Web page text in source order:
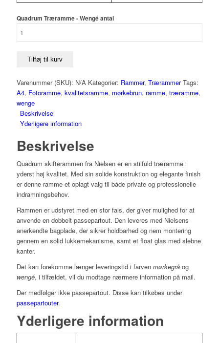
Quadrum Træramme - Wengé antal
Tilføj til kurv
Varenummer (SKU): N/A Kategorier: Rammer, Trærammer Tags:
A4, Fotoramme, kvalitetsramme, mørkebrun, ramme, træramme,
wenge
Beskrivelse
Yderligere information
Beskrivelse
Quadrum skifterammen fra Nielsen er en stilfuld træramme i
yderst høj kvalitet. Med sin solide konstruktion og elegante finish
er denne ramme et oplagt valg til både private og professionelle
indramningsbehov.
Rammen er udstyret med en stor fals, der giver mulighed for at
anvende en dobbelt passepartout. Den leveres med Nielsens
anerkendte bagplade, der sikrer holdbarhed og nem montering
gennem en solid lukkemekanisme, samt et float glas med slebne
kanter.
Det kan forekomme længer leveringstid i farven mørkegråog
wengé, i tilfældet, vil du modtage nærmere information på mail.
Der medfølger ikke passepartout. Disse kan tilkøbes under
passepartouter.
Yderligere information